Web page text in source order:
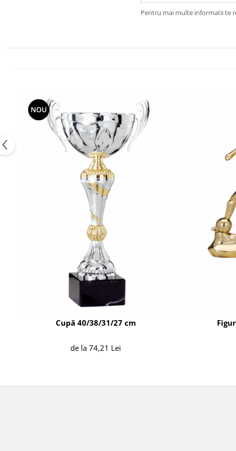
Pentru mai multe informatii te
NOU
Cupă 40/38/31/27 cm
de la 74,21 Lei